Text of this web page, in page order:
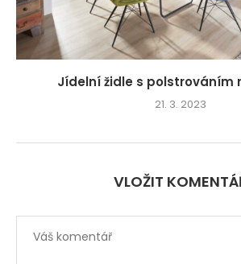
Jídelní židle s polstrováním
21. 3. 2023
VLOŽIT